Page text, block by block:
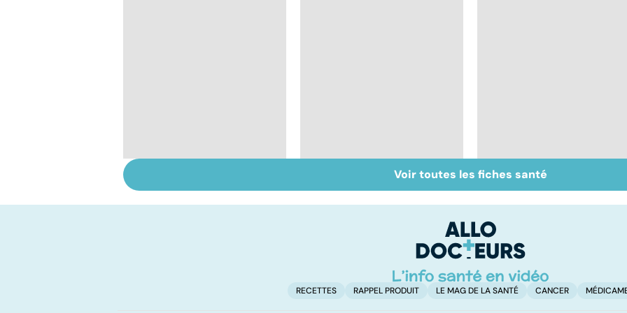
infections
Inflammation des
amygdales : que faire
Suicide : prévenir le
passage à l'acte
Voir toutes les fiches santé
RECETTES RAPPEL PRODUIT LE MAG DE LA SANTÉ CANCER